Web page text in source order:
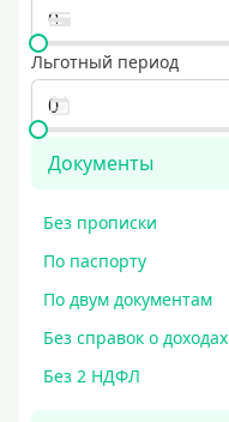
Льготный период
Документы
Без прописки
По паспорту
По двум документам
Без справок о доходах
Без 2 НДФЛ